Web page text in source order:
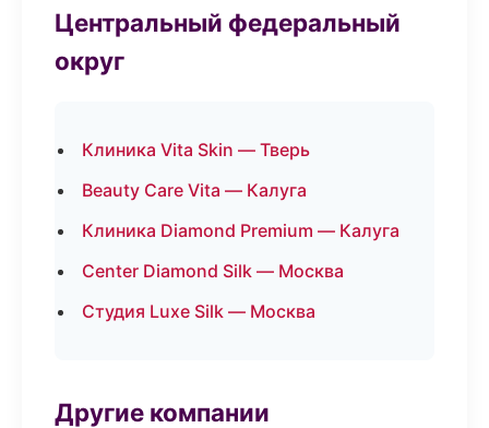
Центральный федеральный
округ
Клиника Vita Skin — Тверь
Beauty Care Vita — Калуга
Клиника Diamond Premium — Калуга
Center Diamond Silk — Москва
Студия Luxe Silk — Москва
Другие компании